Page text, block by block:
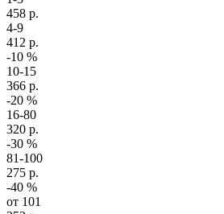
458 р.
4-9
412 р.
-10 %
10-15
366 р.
-20 %
16-80
320 р.
-30 %
81-100
275 р.
-40 %
от 101